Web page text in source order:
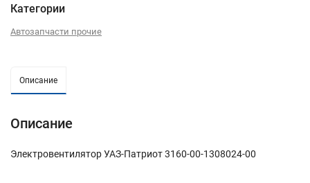
Категории
Автозапчасти прочие
Описание
Описание
Электровентилятор УАЗ-Патриот 3160-00-1308024-00